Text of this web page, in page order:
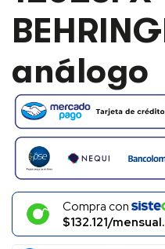
análogo
Compra con
$132.121/mensual.